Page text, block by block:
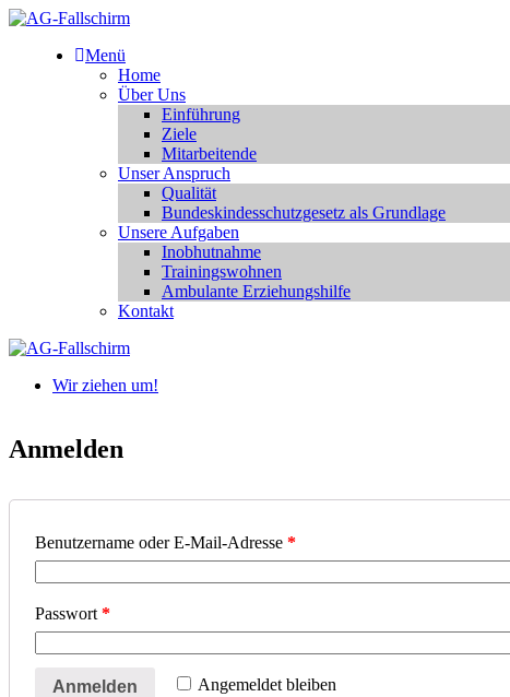
Menü
Home
Über Uns
Einführung
Ziele
Mitarbeitende
Unser Anspruch
Qualität
Bundeskindesschutzgesetz als Grundlage
Unsere Aufgaben
Inobhutnahme
Trainingswohnen
Ambulante Erziehungshilfe
Kontakt
Wir ziehen um!
Anmelden
Benutzername oder E-Mail-Adresse *
Passwort *
Angemeldet bleiben
Anmelden